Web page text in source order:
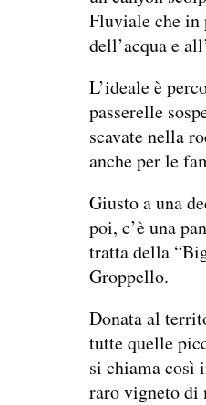
Fluviale che in
dell’acqua e
L’ideale è
passerelle
scavate nella
anche per le
Giusto a una
poi, c’è una
tratta della
Groppello.
Donata al
tutte quelle
si chiama così
raro vigneto di